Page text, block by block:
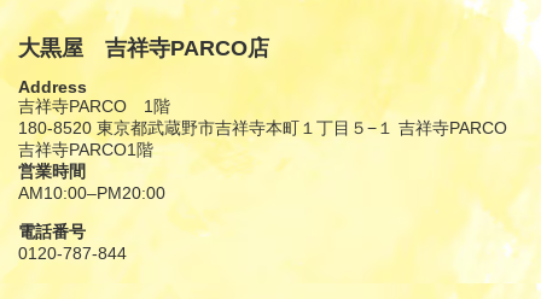
大黒屋 吉祥寺PARCO店
Address
吉祥寺PARCO 1階
180-8520 東京都武蔵野市吉祥寺本町１丁目５−１ 吉祥寺PARCO
吉祥寺PARCO1階
営業時間
AM10:00–PM20:00
電話番号
0120-787-844